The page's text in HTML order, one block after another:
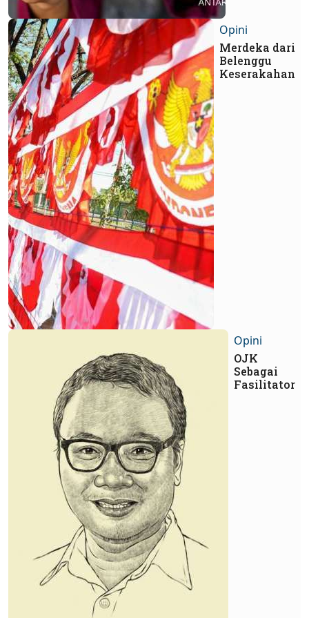
Opini
Merdeka dari
Belenggu
Keserakahan
Opini
OJK
Sebagai
Fasilitator